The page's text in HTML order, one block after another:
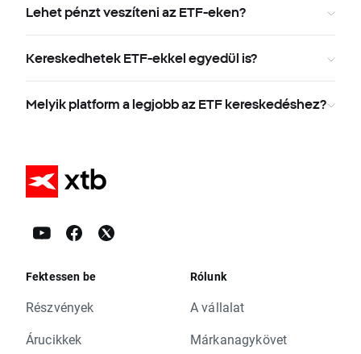
Lehet pénzt veszíteni az ETF-eken?
Kereskedhetek ETF-ekkel egyedül is?
Melyik platform a legjobb az ETF kereskedéshez?
Fektessen be
Részvények
Árucikkek
Rólunk
A vállalat
Márkanagykövet